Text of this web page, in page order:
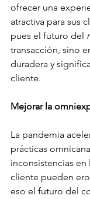
ofrecer una
atractiva para sus
pues el futuro del
transacción, sino
duradera y
cliente.
Mejorar la
La pandemia
prácticas
inconsistencias en
cliente pueden
eso el futuro del